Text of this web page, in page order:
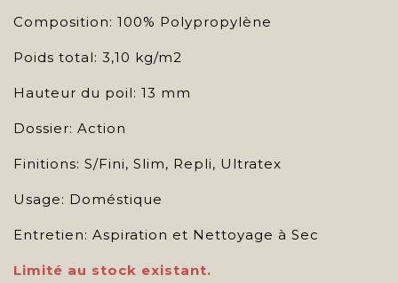
Composition: 100% Polypropylène
Poids total: 3,10 kg/m2
Hauteur du poil: 13 mm
Dossier: Action
Finitions: S/Fini, Slim, Repli, Ultratex
Usage: Doméstique
Entretien: Aspiration et Nettoyage à Sec
Limité au stock existant.